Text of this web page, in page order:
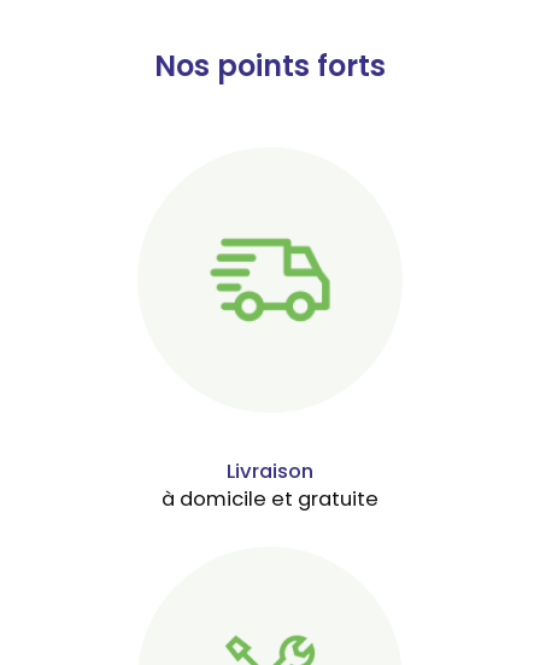
Nos points forts
Livraison
à domicile et gratuite